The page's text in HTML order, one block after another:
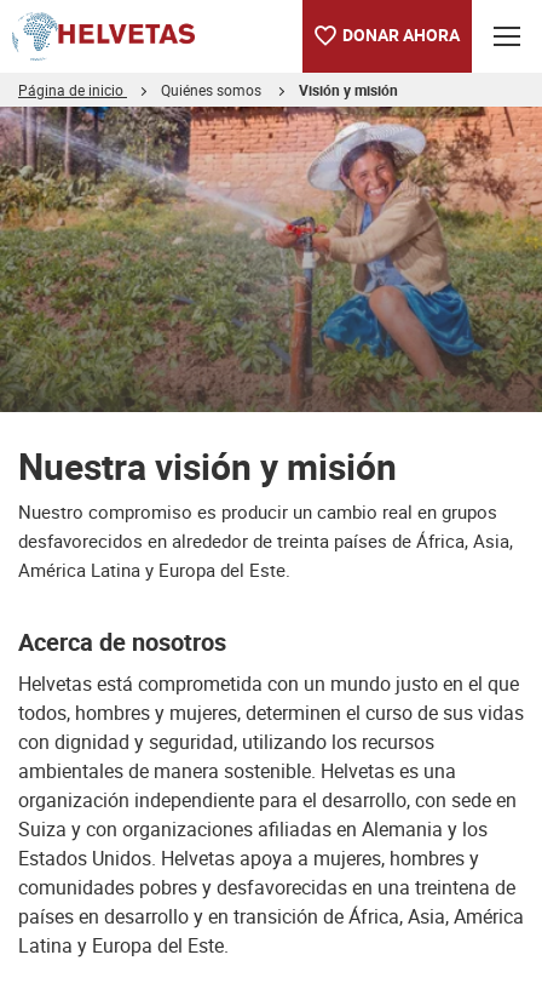
DONAR AHORA
Página de inicio Quiénes somos Visión y misión
Tabla de contenido
Nuestra visión y misión
Más información
Un cambio real a lo largo de generaciones
Nuestra visión y misión
Nuestro compromiso es producir un cambio real en grupos
desfavorecidos en alrededor de treinta países de África, Asia,
América Latina y Europa del Este.
Acerca de nosotros
Helvetas está comprometida con un mundo justo en el que
todos, hombres y mujeres, determinen el curso de sus vidas
con dignidad y seguridad, utilizando los recursos
ambientales de manera sostenible. Helvetas es una
organización independiente para el desarrollo, con sede en
Suiza y con organizaciones afiliadas en Alemania y los
Estados Unidos. Helvetas apoya a mujeres, hombres y
comunidades pobres y desfavorecidas en una treintena de
países en desarrollo y en transición de África, Asia, América
Latina y Europa del Este.